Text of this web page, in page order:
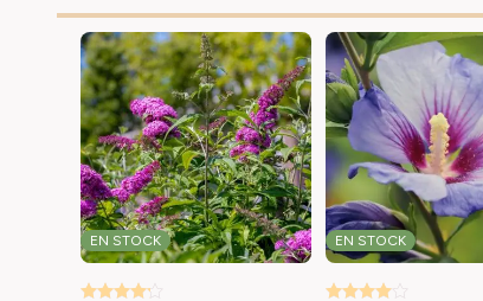
EN STOCK EN STOCK